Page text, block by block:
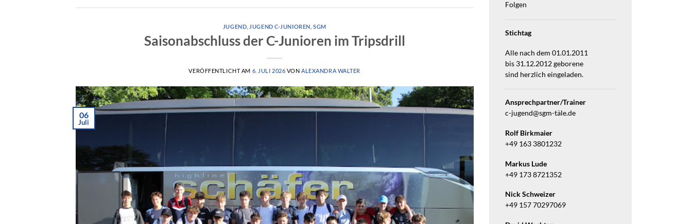
JUGEND JUGEND C-JUNIOREN SGM
Saisonabschluss der C-Junioren im Tripsdrill
VERÖFFENTLICHT AM 6. JULI 2026 VONALEXANDRA WALTER
06
Juli
Folgen
Stichtag
Alle nach dem 01.01.2011
bis 31.12.2012 geborene
sind herzlich eingeladen.
Ansprechpartner/Trainer
c-jugend@sgm-täle.de
Rolf Birkmaier
+49 163 3801232
Markus Lude
+49 173 8721352
Nick Schweizer
+49 157 70297069